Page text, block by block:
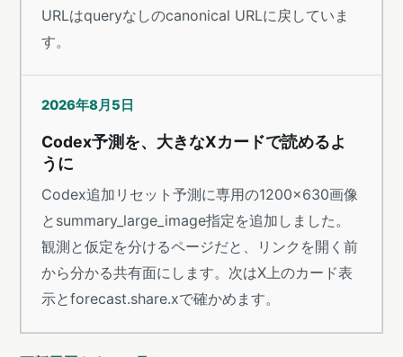
URLはqueryなしのcanonical URLに戻していま
す。
2026年8月5日
Codex予測を、大きなXカードで読めるよ
うに
Codex追加リセット予測に専用の1200×630画像
とsummary_large_image指定を追加しました。
観測と仮定を分けるページだと、リンクを開く前
から分かる共有面にします。次はX上のカード表
示とforecast.share.xで確かめます。